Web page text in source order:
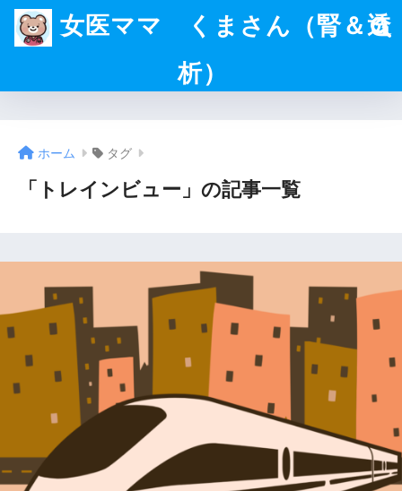
女医ママ くまさん（腎＆透
析）
ホーム タグ
「トレインビュー」の記事一覧